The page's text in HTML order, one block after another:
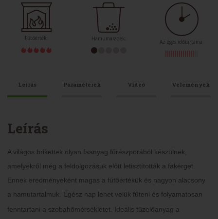
Fűtőérték: Hamumaradék: Az égés időtartama:
Leírás Paraméterek Videó Vélemények
Leírás
A világos brikettek olyan faanyag fűrészporából készülnek,
amelyekről még a feldolgozásuk előtt letisztították a fakérget.
Ennek eredményeként magas a fűtőértékük és nagyon alacsony
a hamutartalmuk. Egész nap lehet velük fűteni és folyamatosan
fenntartani a szobahőmérsékletet. Ideális tüzelőanyag a